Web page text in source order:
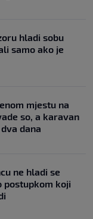
hladi sobu
samo ako je
mjestu na
so, a karavan
dana
ne hladi se
postupkom koji